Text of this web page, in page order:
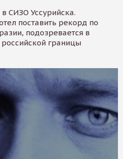
СИЗО Уссурийска.
поставить рекорд по
подозревается в
границы